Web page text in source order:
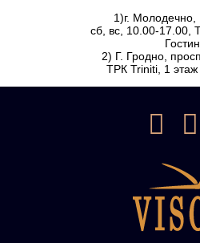
1)г. Молодечно,
сб, вс, 10.00-17.00,
2) Г. Гродно,
ТРК Triniti, 1